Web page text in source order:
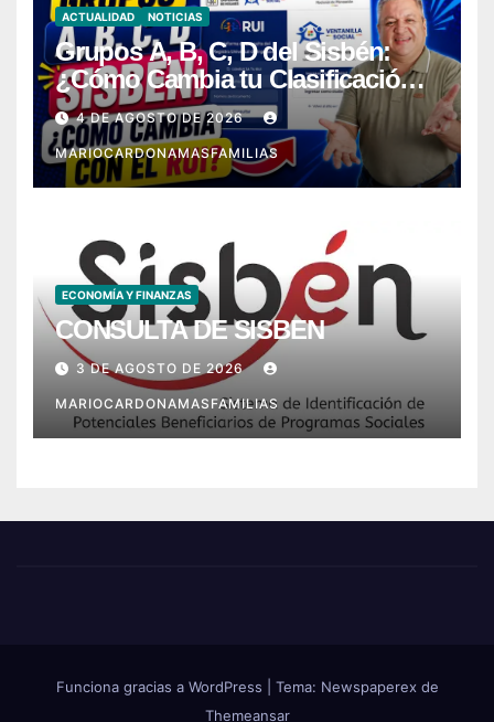
ACTUALIDAD NOTICIAS
Grupos A, B, C, D del Sisbén:
¿Cómo Cambia tu Clasificación
con el RUI?
4 DE AGOSTO DE 2026
MARIOCARDONAMASFAMILIAS
ECONOMÍA Y FINANZAS
CONSULTA DE SISBEN
3 DE AGOSTO DE 2026
MARIOCARDONAMASFAMILIAS
Funciona gracias a WordPress
Tema: Newspaperex de
Themeansar